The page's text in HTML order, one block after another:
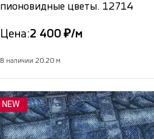
пионовидные цветы. 12714
Цена:2 400 ₽/м
В наличии 20.20 м
NEW